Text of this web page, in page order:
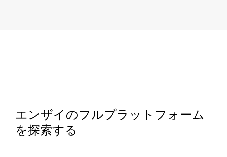
エンザイのフルプラットフォーム
を探索する